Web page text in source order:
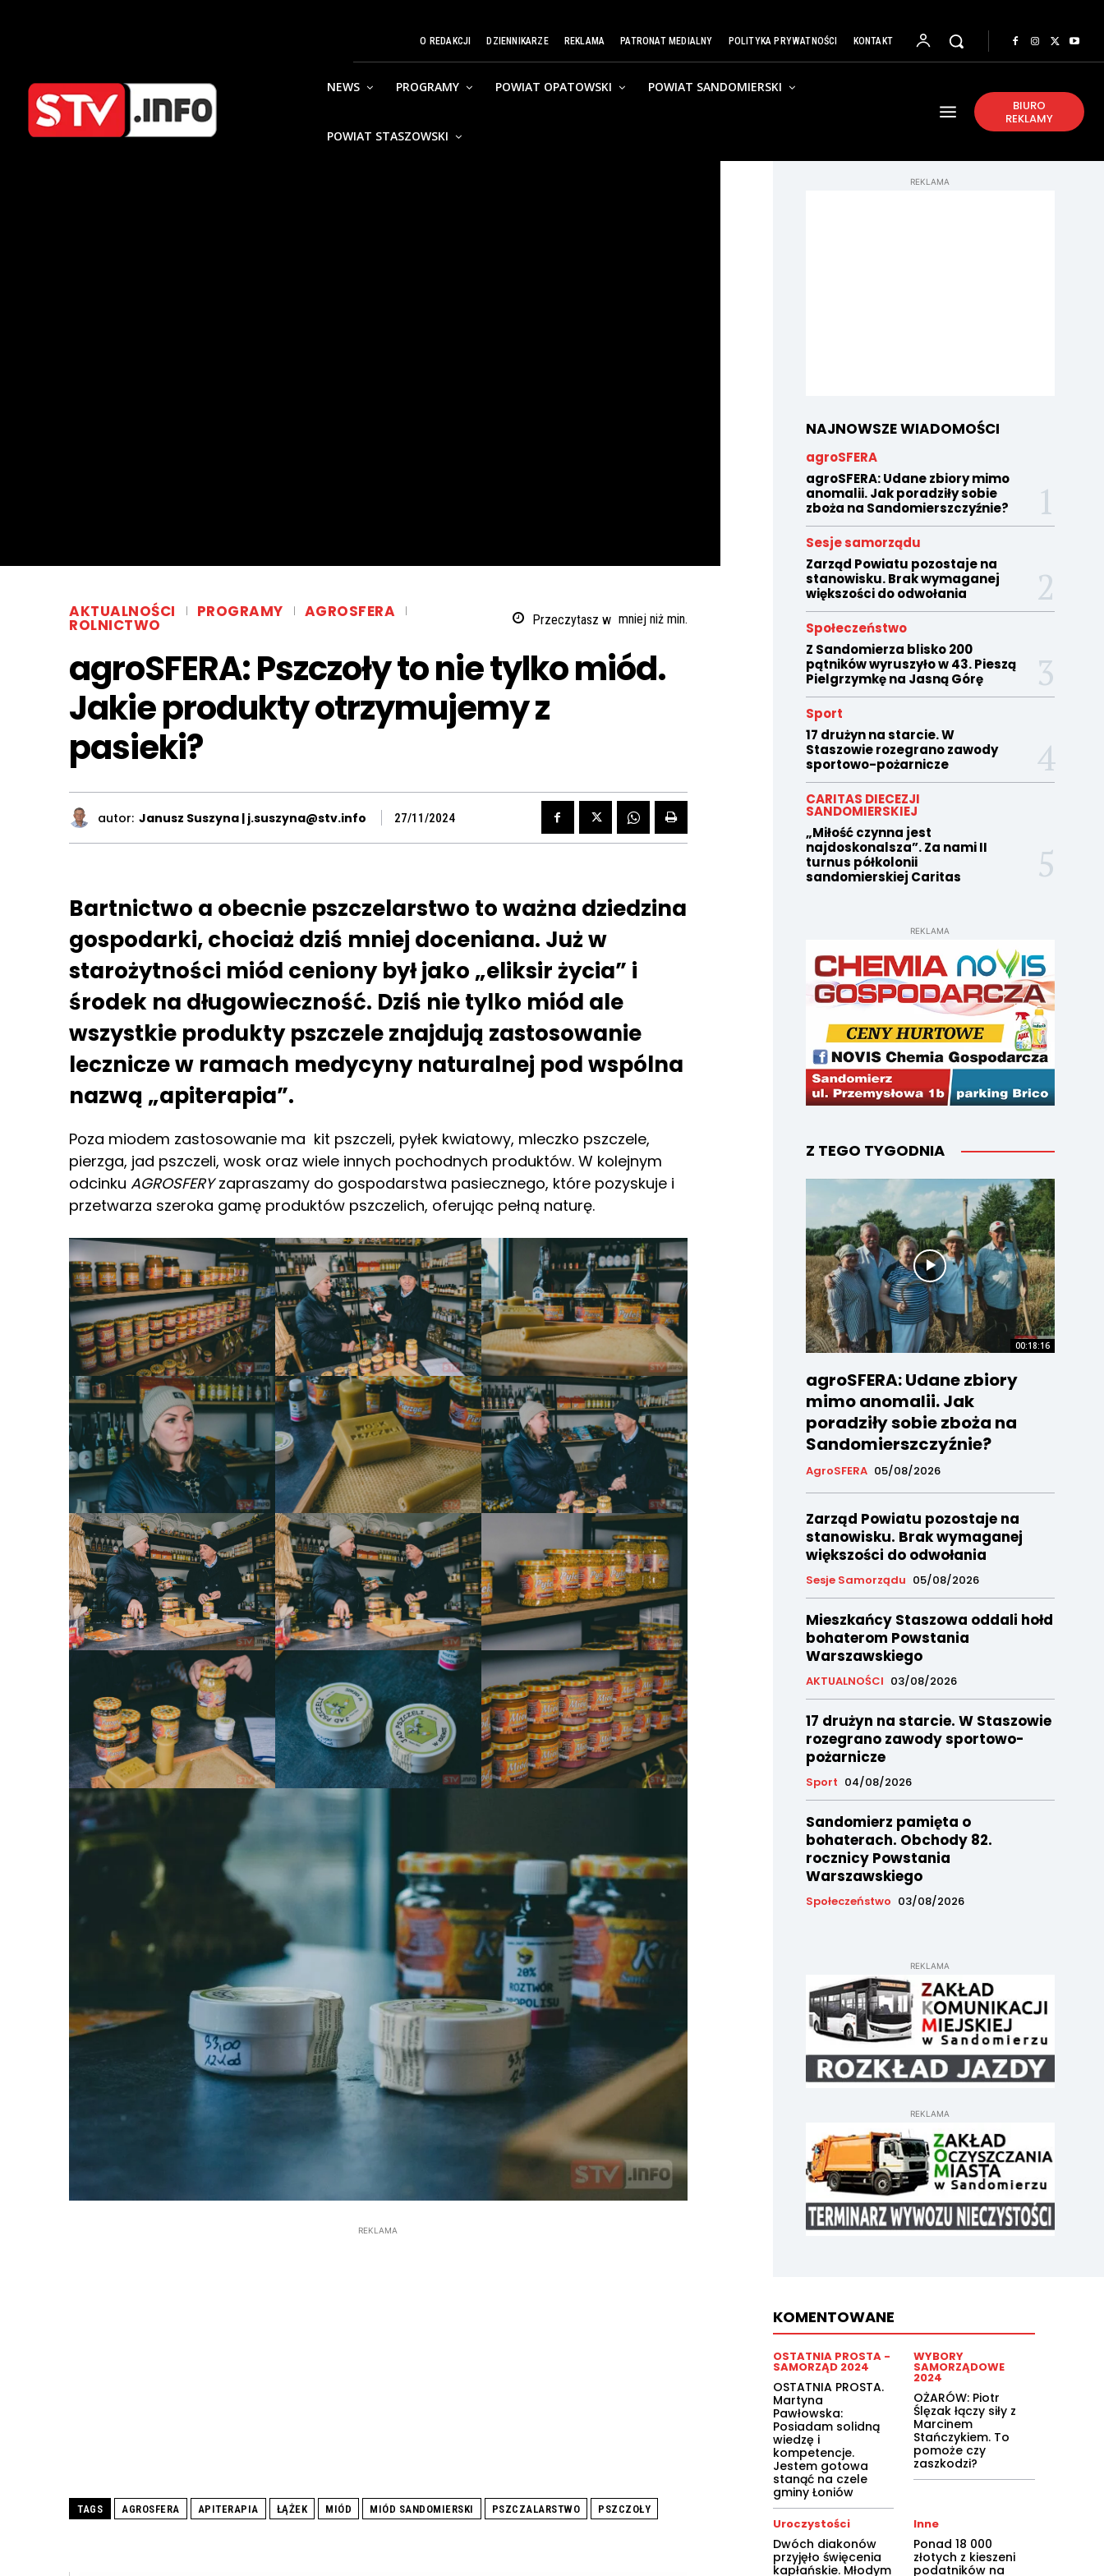
O REDAKCJI DZIENNIKARZE REKLAMA PATRONAT MEDIALNY POLITYKA PRYWATNOŚCI KONTAKT
NEWS PROGRAMY POWIAT OPATOWSKI POWIAT SANDOMIERSKI
POWIAT STASZOWSKI
BIURO
REKLAMY
AKTUALNOŚCI PROGRAMY AGROSFERA
ROLNICTWO Przeczytasz w mniej niżmin.
agroSFERA: Pszczoły to nie tylko miód.
Jakie produkty otrzymujemy z
pasieki?
autor: Janusz Suszyna | j.suszyna@stv.info 27/11/2024
Bartnictwo a obecnie pszczelarstwo to ważna dziedzina
gospodarki, chociaż dziś mniej doceniana. Już w
starożytności miód ceniony był jako „eliksir życia” i
środek na długowieczność. Dziś nie tylko miód ale
wszystkie produkty pszczele znajdują zastosowanie
lecznicze w ramach medycyny naturalnej pod wspólna
nazwą „apiterapia”.
Poza miodem zastosowanie ma kit pszczeli, pyłek kwiatowy, mleczko pszczele,
pierzga, jad pszczeli, wosk oraz wiele innych pochodnych produktów. W kolejnym
odcinku AGROSFERYzapraszamy do gospodarstwa pasiecznego, które pozyskuje i
przetwarza szeroka gamę produktów pszczelich, oferując pełną naturę.
REKLAMA
TAGS AGROSFERA APITERAPIA ŁĄŻEK MIÓD MIÓD SANDOMIERSKI PSZCZALARSTWO PSZCZOŁY
REKLAMA
NAJNOWSZE WIADOMOŚCI
agroSFERA
agroSFERA: Udane zbiory mimo
anomalii. Jak poradziły sobie
zboża na Sandomierszczyźnie?
Sesje samorządu
Zarząd Powiatu pozostaje na
stanowisku. Brak wymaganej
większości do odwołania
Społeczeństwo
Z Sandomierza blisko 200
pątników wyruszyło w 43. Pieszą
Pielgrzymkę na Jasną Górę
Sport
17 drużyn na starcie. W
Staszowie rozegrano zawody
sportowo-pożarnicze
CARITAS DIECEZJI
SANDOMIERSKIEJ
„Miłość czynna jest
najdoskonalsza”. Za nami II
turnus półkolonii
sandomierskiej Caritas
REKLAMA
Z TEGO TYGODNIA
00:18:16
agroSFERA: Udane zbiory
mimo anomalii. Jak
poradziły sobie zboża na
Sandomierszczyźnie?
AgroSFERA 05/08/2026
Zarząd Powiatu pozostaje na
stanowisku. Brak wymaganej
większości do odwołania
Sesje Samorządu 05/08/2026
Mieszkańcy Staszowa oddali hołd
bohaterom Powstania
Warszawskiego
AKTUALNOŚCI 03/08/2026
17 drużyn na starcie. W Staszowie
rozegrano zawody sportowo-
pożarnicze
Sport 04/08/2026
Sandomierz pamięta o
bohaterach. Obchody 82.
rocznicy Powstania
Warszawskiego
Społeczeństwo 03/08/2026
REKLAMA
REKLAMA
KOMENTOWANE
OSTATNIA PROSTA -
SAMORZĄD 2024
OSTATNIA PROSTA.
Martyna
Pawłowska:
Posiadam solidną
wiedzę i
kompetencje.
Jestem gotowa
stanąć na czele
gminy Łoniów
WYBORY
SAMORZĄDOWE
2024
OŻARÓW: Piotr
Ślęzak łączy siły z
Marcinem
Stańczykiem. To
pomoże czy
zaszkodzi?
Uroczystości
Dwóch diakonów
przyjęło święcenia
kapłańskie. Młodym
Inne
Ponad 18 000
złotych z kieszeni
podatników na